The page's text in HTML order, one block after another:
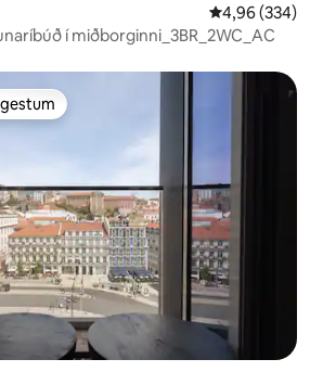
4,96 af 5 í
4,96 (334)
í miðborginni_3BR_2WC_AC
gestum